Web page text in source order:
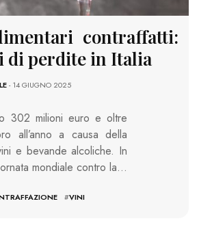
contraffatti:
di perdite in Italia
- 14 GIUGNO 2025
302 milioni euro e oltre
all’anno a causa della
e bevande alcoliche. In
mondiale contro la…
#VINI